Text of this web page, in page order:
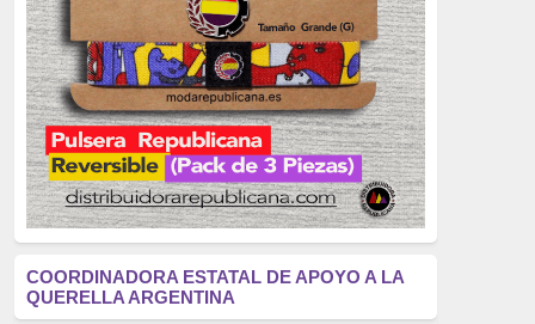
borbones
(2176)
Cultura
(2163)
Guerra
(1674)
genocidio
(1234)
mujer
(1070)
Eventos
(914)
COORDINADORA ESTATAL DE APOYO A LA
QUERELLA ARGENTINA